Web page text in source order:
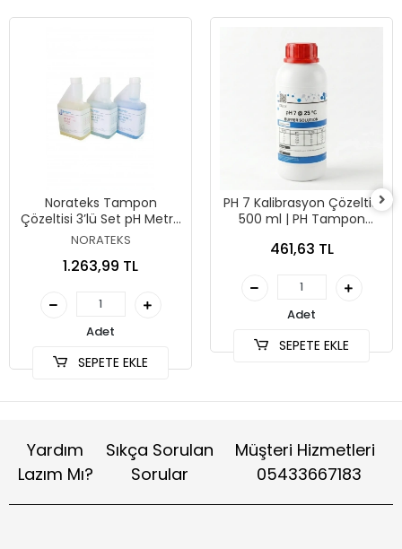
Norateks Tampon
Çözeltisi 3’lü Set pH Metre
Kalibrasyon Sıvısı – pH 4.01
NORATEKS
1.263,99 TL
Adet
SEPETE EKLE
PH 7 Kalibrasyon Çözeltisi
500 ml | PH Tampon
461,63 TL
Adet
SEPETE EKLE
Yardım
Lazım Mı?
Sıkça Sorulan
Sorular
Müşteri Hizmetleri
05433667183